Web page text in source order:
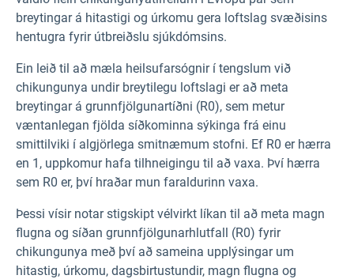
breytingar á hitastigi og úrkomu gera loftslag svæðisins
hentugra fyrir útbreiðslu sjúkdómsins.
Ein leið til að mæla heilsufarsógnir í tengslum við
chikungunya undir breytilegu loftslagi er að meta
breytingar á grunnfjölgunartíðni (R0), sem metur
væntanlegan fjölda síðkominna sýkinga frá einu
smittilviki í algjörlega smitnæmum stofni. Ef R0 er hærra
en 1, uppkomur hafa tilhneigingu til að vaxa. Því hærra
sem R0 er, því hraðar mun faraldurinn vaxa.
Þessi vísir notar stigskipt vélvirkt líkan til að meta magn
flugna og síðan grunnfjölgunarhlutfall (R0) fyrir
chikungunya með því að sameina upplýsingar um
hitastig, úrkomu, dagsbirtustundir, magn flugna og